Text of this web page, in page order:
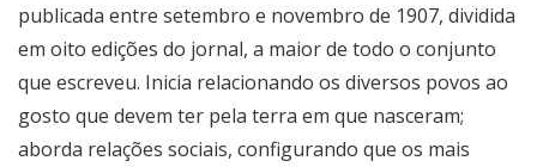
publicada entre setembro e novembro de 1907, dividida
em oito edições do jornal, a maior de todo o conjunto
que escreveu. Inicia relacionando os diversos povos ao
gosto que devem ter pela terra em que nasceram;
aborda relações sociais, configurando que os mais